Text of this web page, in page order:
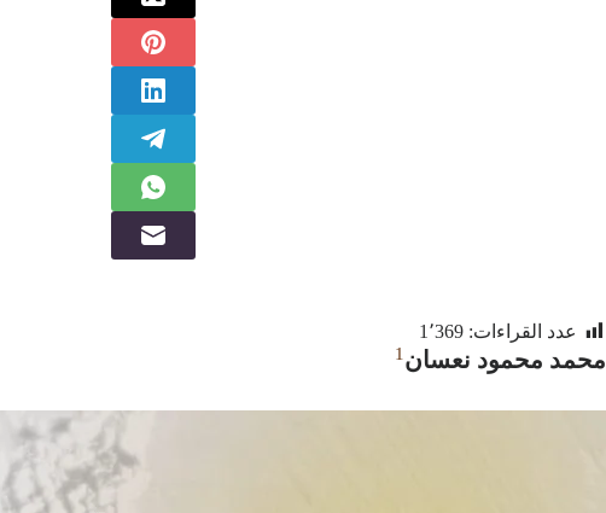
عدد القراءات: 1٬369
محمد محمود نعسان 1